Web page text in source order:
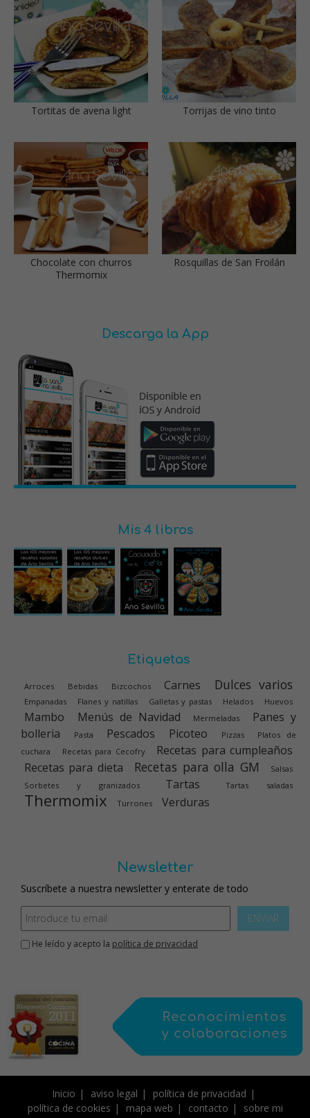
Tortitas de avena light Torrijas de vino tinto
Chocolate con churros
Thermomix
Rosquillas de San Froilán
Descarga la App
Mis 4 libros
Etiquetas
Arroces Bebidas Bizcochos Carnes Dulces varios
Empanadas Flanes y natillas Galletas y pastas Helados Huevos
Mambo Menús de Navidad Mermeladas
Panes y
bolleria
Pasta Pescados Picoteo Pizzas
Platos de
cuchara
Recetas para Cecofry
Recetas para cumpleaños
Recetas para dieta
Recetas para olla GM
Salsas
Sorbetes y granizados
Tartas Tartas saladas
Thermomix Turrones Verduras
Newsletter
Suscríbete a nuestra newsletter y enterate de todo
ENVIAR
He leído y acepto la política de privacidad
Inicio aviso legal
política de privacidad
política de cookies
mapa web contacto sobre mi